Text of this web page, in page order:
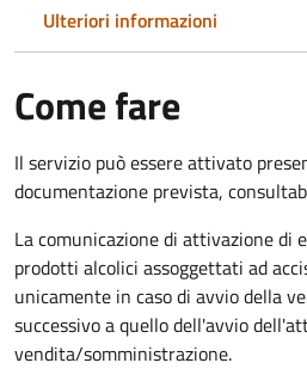
Ulteriori informazioni
Come fare
Il servizio può essere attivato
documentazione prevista,
La comunicazione di attivazione di
prodotti alcolici assoggettati ad
unicamente in caso di avvio della
successivo a quello dell'avvio
vendita/somministrazione.